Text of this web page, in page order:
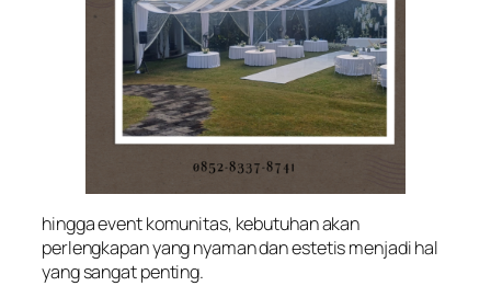
hingga event komunitas, kebutuhan akan
perlengkapan yang nyaman dan estetis menjadi hal
yang sangat penting.